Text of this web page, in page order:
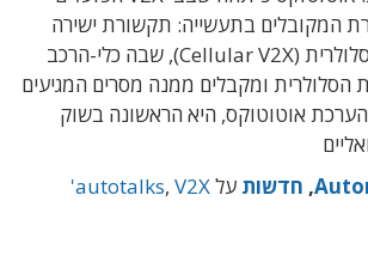
המקובלים בתעשייה: תקשורת ישירה
(
Cellular V2X), שבה כלי-הרכב
ומקבלים ממנה מסרים המגיעים
אוטוטוקס, היא הראשונה בשוק
, חדשות על autotalks,
V2X'